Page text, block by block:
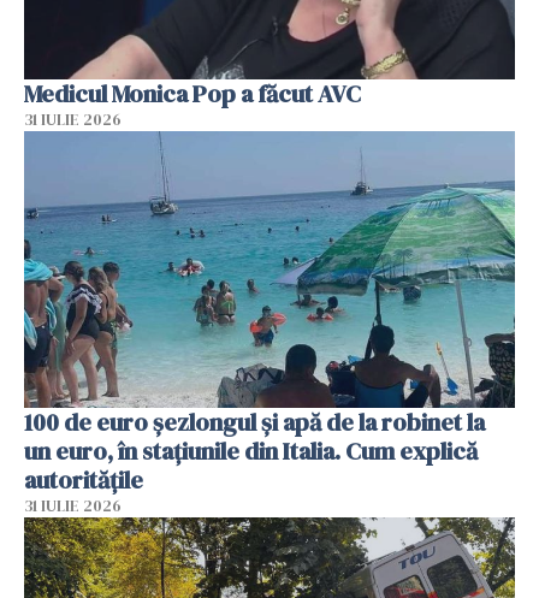
Medicul Monica Pop a făcut AVC
31 IULIE 2026
100 de euro șezlongul și apă de la robinet la
un euro, în stațiunile din Italia. Cum explică
autoritățile
31 IULIE 2026